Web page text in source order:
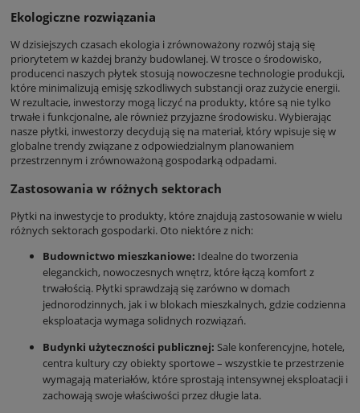
Ekologiczne rozwiązania
W dzisiejszych czasach ekologia i zrównoważony rozwój stają się
priorytetem w każdej branży budowlanej. W trosce o środowisko,
producenci naszych płytek stosują nowoczesne technologie produkcji,
które minimalizują emisję szkodliwych substancji oraz zużycie energii.
W rezultacie, inwestorzy mogą liczyć na produkty, które są nie tylko
trwałe i funkcjonalne, ale również przyjazne środowisku. Wybierając
nasze płytki, inwestorzy decydują się na materiał, który wpisuje się w
globalne trendy związane z odpowiedzialnym planowaniem
przestrzennym i zrównoważoną gospodarką odpadami.
Zastosowania w różnych sektorach
Płytki na inwestycje to produkty, które znajdują zastosowanie w wielu
różnych sektorach gospodarki. Oto niektóre z nich:
Budownictwo mieszkaniowe: Idealne do tworzenia
eleganckich, nowoczesnych wnętrz, które łączą komfort z
trwałością. Płytki sprawdzają się zarówno w domach
jednorodzinnych, jak i w blokach mieszkalnych, gdzie codzienna
eksploatacja wymaga solidnych rozwiązań.
Budynki użyteczności publicznej: Sale konferencyjne, hotele,
centra kultury czy obiekty sportowe – wszystkie te przestrzenie
wymagają materiałów, które sprostają intensywnej eksploatacji i
zachowają swoje właściwości przez długie lata.